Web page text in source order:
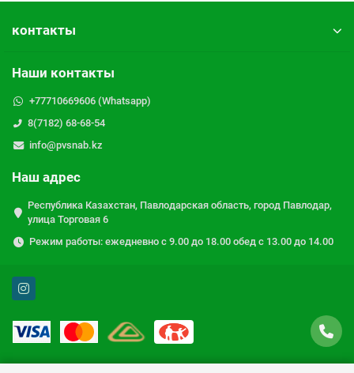
контакты
Наши контакты
+77710669606 (Whatsapp)
8(7182) 68-68-54
info@pvsnab.kz
Наш адрес
Республика Казахстан, Павлодарская область, город Павлодар,
улица Торговая 6
Режим работы: ежедневно с 9.00 до 18.00 обед с 13.00 до 14.00